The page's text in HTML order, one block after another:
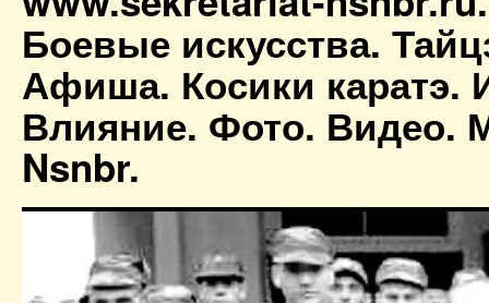
Боевые искусства.
Афиша. Косики каратэ.
Влияние. Фото. Видео.
Nsnbr.